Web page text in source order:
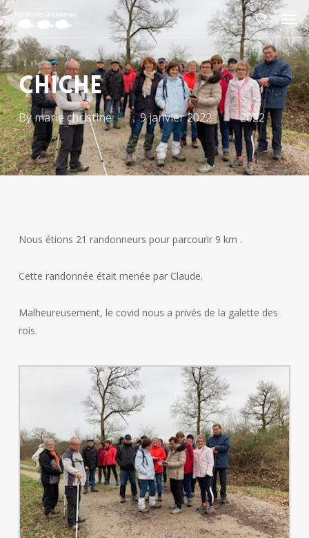
Skip
to
main
content
search
CHICHE
Bymarie christine 9 janvier 2022 2022
Nous étions 21 randonneurs pour parcourir 9 km .
Cette randonnée était menée par Claude.
Malheureusement, le covid nous a privés de la galette des
rois.